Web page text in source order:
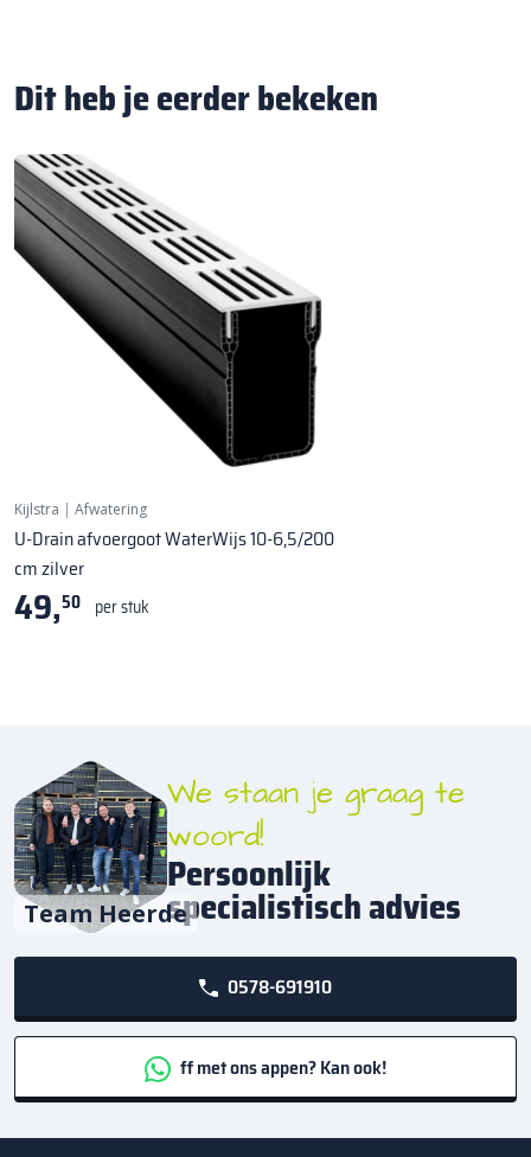
Dit heb je eerder bekeken
Kijlstra | Afwatering
U-Drain afvoergoot WaterWijs 10-6,5/200
cm zilver
49,50 per stuk
Team Heerde
We staan je graag te
woord!
Persoonlijk
specialistisch advies
0578-691910
ff met ons appen? Kan ook!